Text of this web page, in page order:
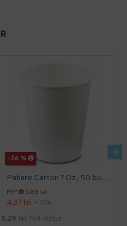
-26 %
Pahare Carton 7 Oz, 50 buc/set
PRP 5,88 lei
4,37 lei + TVA
5,29 lei TVA inclus